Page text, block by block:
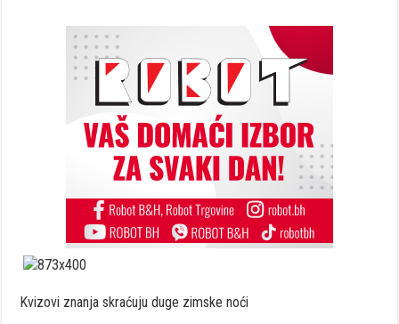
Kvizovi znanja skraćuju duge zimske noći